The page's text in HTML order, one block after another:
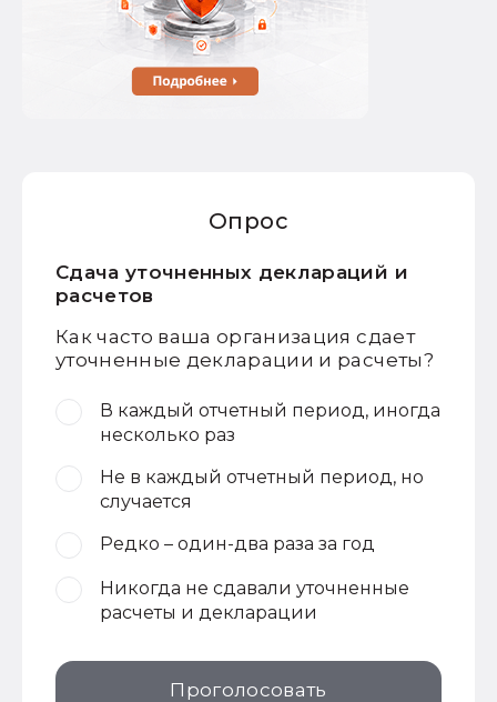
Опрос
Сдача уточненных деклараций и
расчетов
Как часто ваша организация сдает
уточненные декларации и расчеты?
В каждый отчетный период, иногда
несколько раз
Не в каждый отчетный период, но
случается
Редко – один-два раза за год
Никогда не сдавали уточненные
расчеты и декларации
Проголосовать